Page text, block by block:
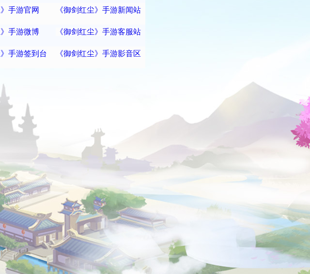
手游官网 《御剑红尘》手游新闻站
》手游微博 《御剑红尘》手游客服站
》手游签到台 《御剑红尘》手游影音区